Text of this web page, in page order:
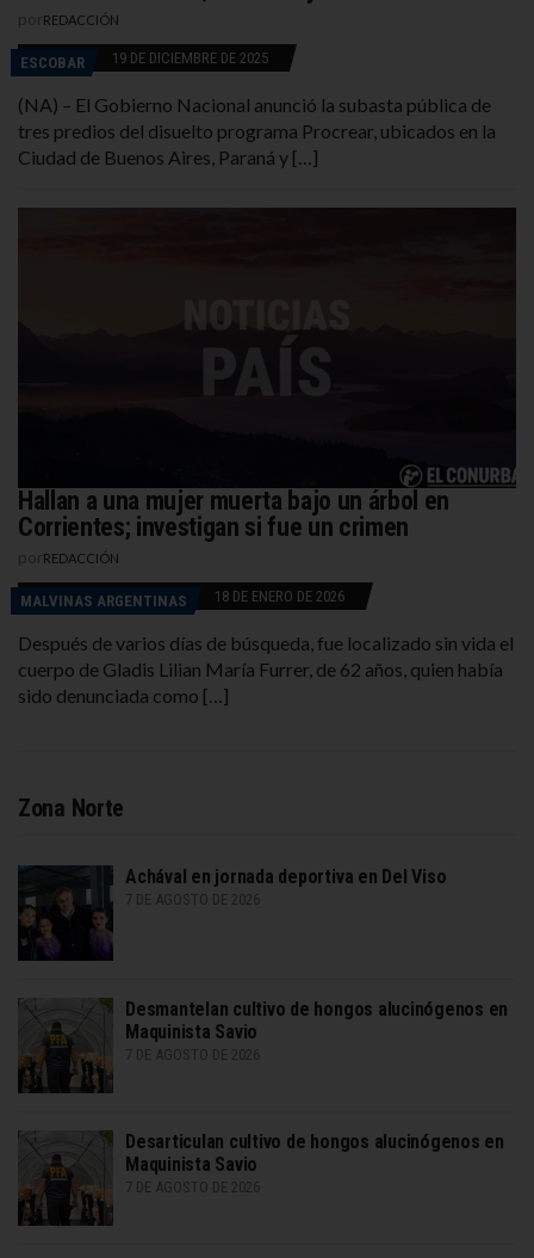
REDACCIÓN
ESCOBAR 19 DE DICIEMBRE DE 2025
(NA) – El Gobierno Nacional anunció la subasta pública de
tres predios del disuelto programa Procrear, ubicados en la
Ciudad de Buenos Aires, Paraná y […]
Hallan a una mujer muerta bajo un árbol en
Corrientes; investigan si fue un crimen
REDACCIÓN
MALVINAS ARGENTINAS 18 DE ENERO DE 2026
Después de varios días de búsqueda, fue localizado sin vida el
cuerpo de Gladis Lilian María Furrer, de 62 años, quien había
sido denunciada como […]
Zona Norte
Achával en jornada deportiva en Del Viso
7 DE AGOSTO DE 2026
Desmantelan cultivo de hongos alucinógenos en
Maquinista Savio
7 DE AGOSTO DE 2026
Desarticulan cultivo de hongos alucinógenos en
Maquinista Savio
7 DE AGOSTO DE 2026